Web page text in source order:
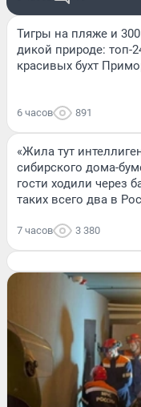
Тигры на пляже и
дикой природе: топ-
красивых бухт
6 часов 891
«Жила тут
сибирского дома-
гости ходили через
таких всего два в
7 часов 3 380